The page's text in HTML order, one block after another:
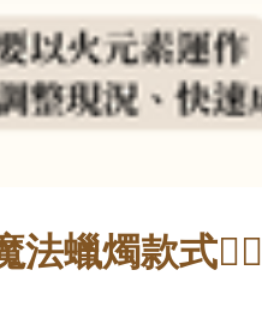
法蠟燭款式👇🏻